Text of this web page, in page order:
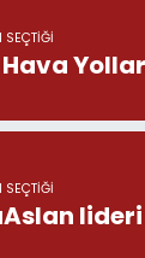
SEÇTIĞI
SEÇTIĞI
lideri